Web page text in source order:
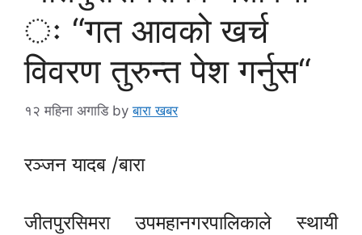
ः “गत आवको खर्च
विवरण तुरुन्त पेश गर्नुस“
१२ महिना अगाडि byबारा खबर
रञ्जन यादब /बारा
जीतपुरसिमरा उपमहानगरपालिकाले स्थायी